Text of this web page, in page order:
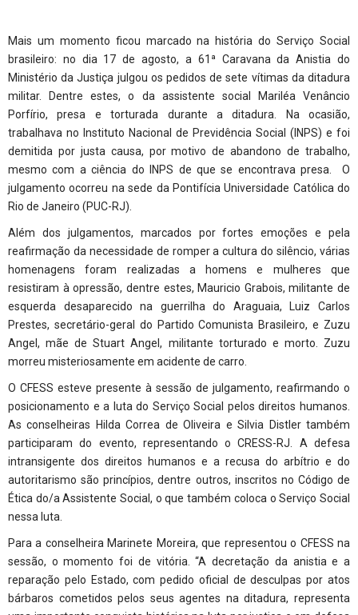
Mais um momento ficou marcado na história do Serviço Social
brasileiro: no dia 17 de agosto, a 61ª Caravana da Anistia do
Ministério da Justiça julgou os pedidos de sete vítimas da ditadura
militar. Dentre estes, o da assistente social Mariléa Venâncio
Porfírio, presa e torturada durante a ditadura. Na ocasião,
trabalhava no Instituto Nacional de Previdência Social (INPS) e foi
demitida por justa causa, por motivo de abandono de trabalho,
mesmo com a ciência do INPS de que se encontrava presa. O
julgamento ocorreu na sede da Pontifícia Universidade Católica do
Rio de Janeiro (PUC-RJ).
Além dos julgamentos, marcados por fortes emoções e pela
reafirmação da necessidade de romper a cultura do silêncio, várias
homenagens foram realizadas a homens e mulheres que
resistiram à opressão, dentre estes, Mauricio Grabois, militante de
esquerda desaparecido na guerrilha do Araguaia, Luiz Carlos
Prestes, secretário-geral do Partido Comunista Brasileiro, e Zuzu
Angel, mãe de Stuart Angel, militante torturado e morto. Zuzu
morreu misteriosamente em acidente de carro.
O CFESS esteve presente à sessão de julgamento, reafirmando o
posicionamento e a luta do Serviço Social pelos direitos humanos.
As conselheiras Hilda Correa de Oliveira e Silvia Distler também
participaram do evento, representando o CRESS-RJ. A defesa
intransigente dos direitos humanos e a recusa do arbítrio e do
autoritarismo são princípios, dentre outros, inscritos no Código de
Ética do/a Assistente Social, o que também coloca o Serviço Social
nessa luta.
Para a conselheira Marinete Moreira, que representou o CFESS na
sessão, o momento foi de vitória. “A decretação da anistia e a
reparação pelo Estado, com pedido oficial de desculpas por atos
bárbaros cometidos pelos seus agentes na ditadura, representa